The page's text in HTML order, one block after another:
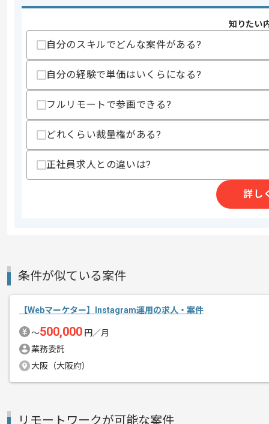
スキル
・React、Next.jsでのフロントエンド開
・Git、GitHubでのチーム開発経験
・GraphQL、REST API連携実装経験
・スクラム開発のご経験
歓迎スキル
・E2Eテスト(Playwright等)による自動
・バックエンド技術(C#、 .NET Core等)
・Dockerを用いた開発環境構築、運用
精算・お支払い
精算条件
支払いサイト
15日
その他募集要項
知りたい
自分のスキルでどんな案件がある?
自分の経験で単価はいくらになる?
フルリモートで参画できる?
どれくらい裁量権がある?
正社員求人との違いは?
詳し
条件が似ている案件
【Webマーケター】Instagram運用の求人・案件
〜500,000 円／月
業務委託
大阪（大阪府）
リモートワークが可能な案件